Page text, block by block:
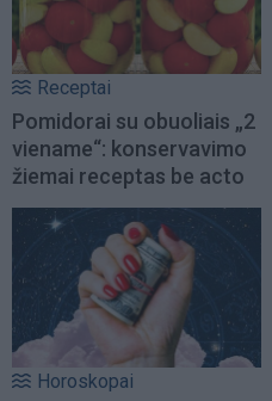
Receptai
Pomidorai su obuoliais „2
viename“: konservavimo
žiemai receptas be acto
Horoskopai